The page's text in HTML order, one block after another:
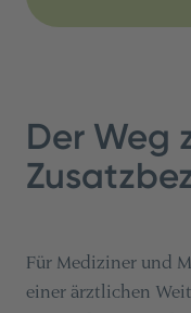
Der Weg
Für Mediziner und
einer ärztlichen